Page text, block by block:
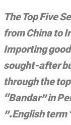
The Top Five
from China to
Importing
sought-after
through the
“Bandar” in
English term